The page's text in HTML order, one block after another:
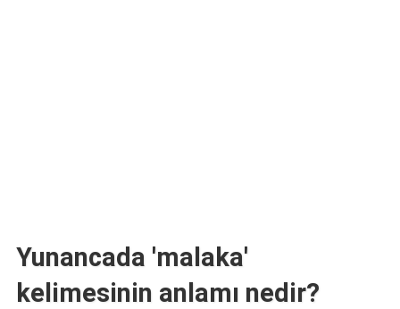
Yunancada 'malaka'
kelimesinin anlamı nedir?